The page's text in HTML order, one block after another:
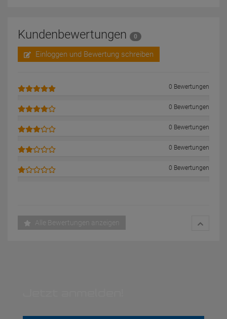
Kundenbewertungen 0
Einloggen und Bewertung schreiben
0 Bewertungen
0 Bewertungen
0 Bewertungen
0 Bewertungen
0 Bewertungen
Alle Bewertungen anzeigen